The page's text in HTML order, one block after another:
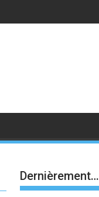
Dernièrement…